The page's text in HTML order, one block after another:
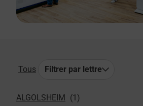
Tous Filtrer par lettre
ALGOLSHEIM